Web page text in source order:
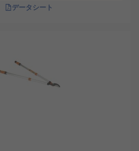
データシート